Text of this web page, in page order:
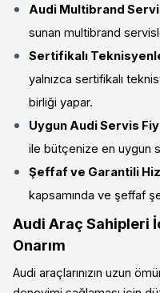
Audi Multibrand
sunan multibrand
Sertifikalı
yalnızca sertifikalı
birliği yapar.
Uygun Audi Servis
ile bütçenize en uygun
Şeffaf ve Garantili
kapsamında ve şeffaf
Audi Araç Sahipleri
Onarım
Audi araçlarınızın uzun